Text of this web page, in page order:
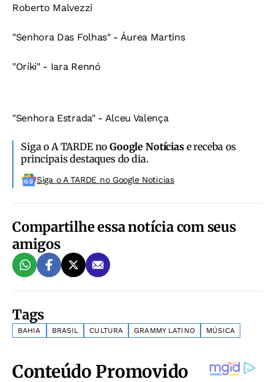
Roberto Malvezzi
"Senhora Das Folhas" - Áurea Martins
"Oríki" - Iara Rennó
"Senhora Estrada" - Alceu Valença
Siga o A TARDE noGoogle Notíciase receba os
principais destaques do dia.
Siga o A TARDE no Google Noticias
Compartilhe essa notícia com seus
amigos
Tags
BAHIA BRASIL CULTURA GRAMMY LATINO MÚSICA